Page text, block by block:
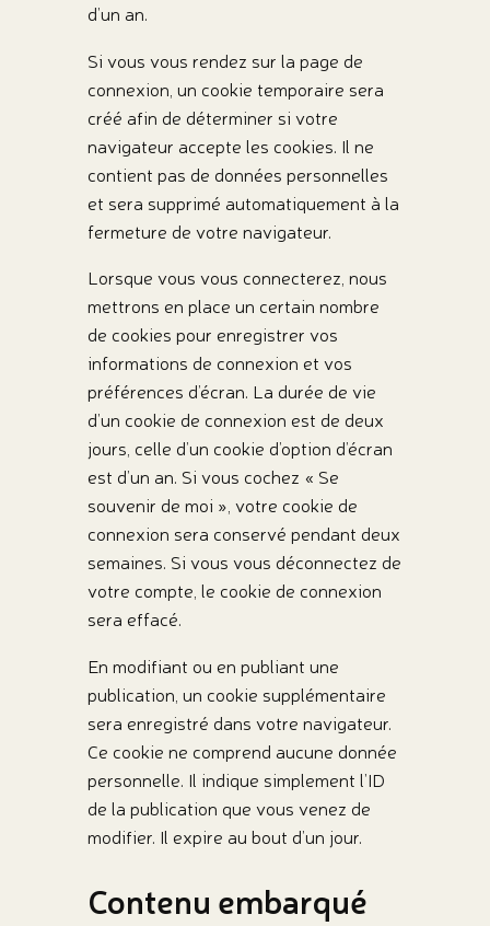
d’un an.
Si vous vous rendez sur la page de
connexion, un cookie temporaire sera
créé afin de déterminer si votre
navigateur accepte les cookies. Il ne
contient pas de données personnelles
et sera supprimé automatiquement à la
fermeture de votre navigateur.
Lorsque vous vous connecterez, nous
mettrons en place un certain nombre
de cookies pour enregistrer vos
informations de connexion et vos
préférences d’écran. La durée de vie
d’un cookie de connexion est de deux
jours, celle d’un cookie d’option d’écran
est d’un an. Si vous cochez « Se
souvenir de moi », votre cookie de
connexion sera conservé pendant deux
semaines. Si vous vous déconnectez de
votre compte, le cookie de connexion
sera effacé.
En modifiant ou en publiant une
publication, un cookie supplémentaire
sera enregistré dans votre navigateur.
Ce cookie ne comprend aucune donnée
personnelle. Il indique simplement l’ID
de la publication que vous venez de
modifier. Il expire au bout d’un jour.
Contenu embarqué